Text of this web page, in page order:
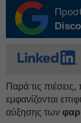
Παρά τις
εμφανίζονται
αύξησης των